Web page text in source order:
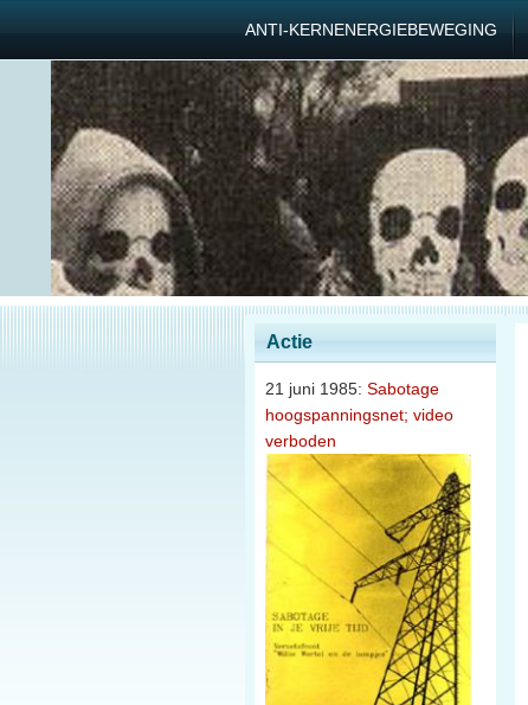
ANTI-KERNENERGIEBEWEGING
Actie
21 juni 1985: Sabotage
hoogspanningsnet; video
verboden